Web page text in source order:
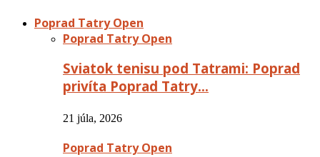
Poprad Tatry Open
Poprad Tatry Open
Sviatok tenisu pod Tatrami: Poprad
privíta Poprad Tatry…
21 júla, 2026
Poprad Tatry Open